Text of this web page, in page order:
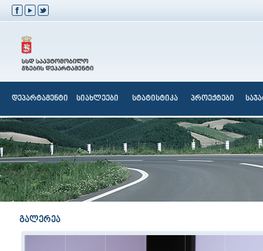
დეპარტამენტი სიახლეები სტატისტიკა პროექტები
გალერეა